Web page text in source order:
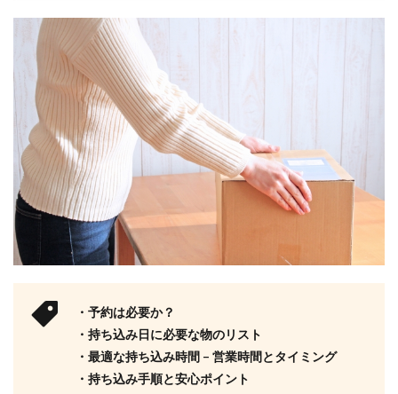
・予約は必要か？
・持ち込み日に必要な物のリスト
・最適な持ち込み時間 – 営業時間とタイミング
・持ち込み手順と安心ポイント